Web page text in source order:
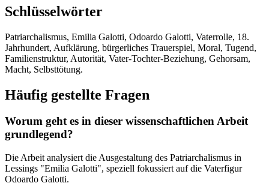
Schlüsselwörter
Patriarchalismus, Emilia Galotti, Odoardo Galotti, Vaterrolle, 18.
Jahrhundert, Aufklärung, bürgerliches Trauerspiel, Moral, Tugend,
Familienstruktur, Autorität, Vater-Tochter-Beziehung, Gehorsam,
Macht, Selbsttötung.
Häufig gestellte Fragen
Worum geht es in dieser wissenschaftlichen Arbeit
grundlegend?
Die Arbeit analysiert die Ausgestaltung des Patriarchalismus in
Lessings "Emilia Galotti", speziell fokussiert auf die Vaterfigur
Odoardo Galotti.